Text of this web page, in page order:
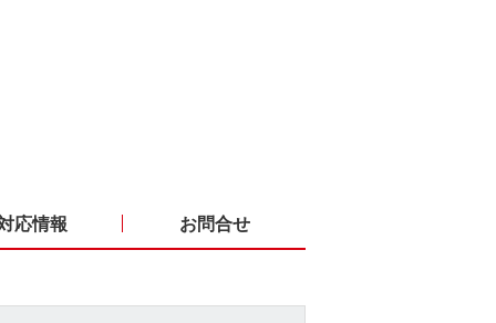
応情報 お問合せ